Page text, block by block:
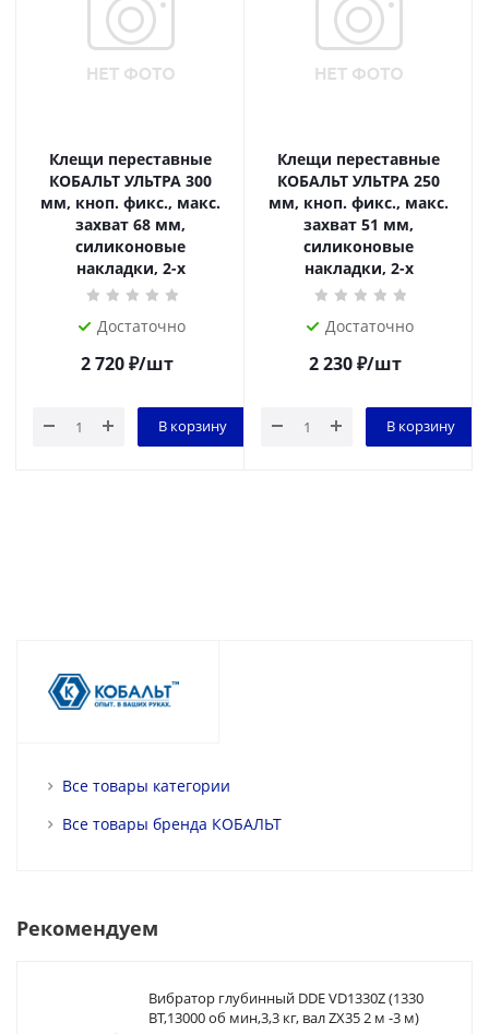
Клещи переставные
КОБАЛЬТ УЛЬТРА 300
мм, кноп. фикс., макс.
захват 68 мм,
силиконовые
накладки, 2-х
Достаточно
2 720₽/шт
В корзину
Клещи переставные
КОБАЛЬТ УЛЬТРА 250
мм, кноп. фикс., макс.
захват 51 мм,
силиконовые
накладки, 2-х
Достаточно
2 230₽/шт
В корзину
Все товары категории
Все товары бренда КОБАЛЬТ
Рекомендуем
Вибратор глубинный DDE VD1330Z (1330
ВТ,13000 об мин,3,3 кг, вал ZX35 2 м -3 м)